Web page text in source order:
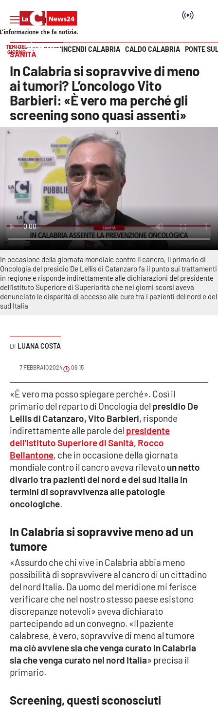
SEZIONI
Cronaca
Politica
Attualità
Economia e lavoro
Italia Mondo
Sanità
Sport
Cultura
Podcast
Editoriali
VIDEO
Ambiente
Cronaca
Cultura
Economia e Lavoro
Politica
Sanità
Società
Sport
RUBRICHE
Good Morning Vietnam
Parchi Marini Calabria
Vai
TEMI DEL
GIORNO
INCENDI CALABRIA CALDO CALABRIA PONTE
HOME PAGE SANITÀ
SANITÀ
In Calabria si sopravvive di meno
ai tumori? L’oncologo Vito
Barbieri: «È vero ma perché gli
screening sono quasi assenti»
In occasione della giornata mondiale contro il cancro, il primario di
Oncologia del presidio De Lellis di Catanzaro fa il punto sui trattamenti
in regione e risponde indirettamente alle dichiarazioni del presidente
dell'Istituto Superiore di Superiorità che nei giorni scorsi aveva
denunciato le disparità di accesso alle cure tra i pazienti del nord e del
sud Italia
LUANA COSTA
7 FEBBRAIO 2024 06:15
«È vero ma posso spiegare perché». Così il
primario del reparto di Oncologia del presidio De
Lellis di Catanzaro, Vito Barbieri, risponde
indirettamente alle parole del presidente
dell'Istituto Superiore di Sanità, Rocco
Bellantone, che in occasione della giornata
mondiale contro il cancro aveva rilevatoun netto
divario tra pazienti del nord e del sud Italia in
termini di sopravvivenza alle patologie
oncologiche.
In Calabria si sopravvive meno ad un
tumore
«Assurdo che chi vive in Calabria abbia meno
possibilità di sopravvivere al cancro di un cittadino
del nord Italia. Da uomo del meridione mi ferisce
verificare che nel nostro stesso paese esistono
discrepanze notevoli» aveva dichiarato
partecipando ad un convegno. «Il paziente
calabrese, è vero, sopravvive di meno al tumore
ma ciò avviene sia che venga curato in Calabria
sia che venga curato nel nord Italia» precisa il
primario.
Screening, questi sconosciuti